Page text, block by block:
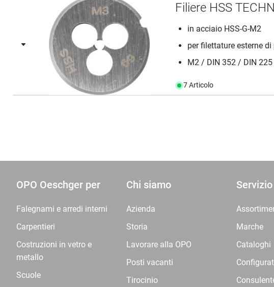
Filiere HSS
in acciaio HSS-G-M2
per filettature esterne
M2 / DIN 352 / DIN 225
7 Articolo
OPO Oeschger per
Falegnami e arredi interni
Carpentieri
Costruzioni in vetro e
metallo
Scuole
Chi siamo
Azienda
Storia
Lavorare alla OPO
Posti vacanti
Tirocinio
Servizio
Marche
Cataloghi